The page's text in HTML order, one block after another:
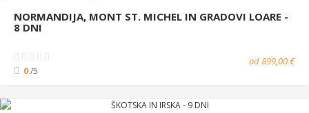
NORMANDIJA, MONT ST. MICHEL IN GRADOVI LOARE -
8 DNI
0/5
od 899,00 €